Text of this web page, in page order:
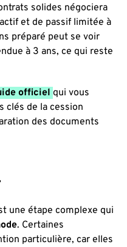
solides négociera
et de passif limitée à
préparé peut se voir
à 3 ans, ce qui reste
officiel qui vous
clés de la cession
des documents
une étape complexe qui
. Certaines
particulière, car elles